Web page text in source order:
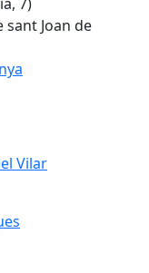
sant Joan de
Vilar